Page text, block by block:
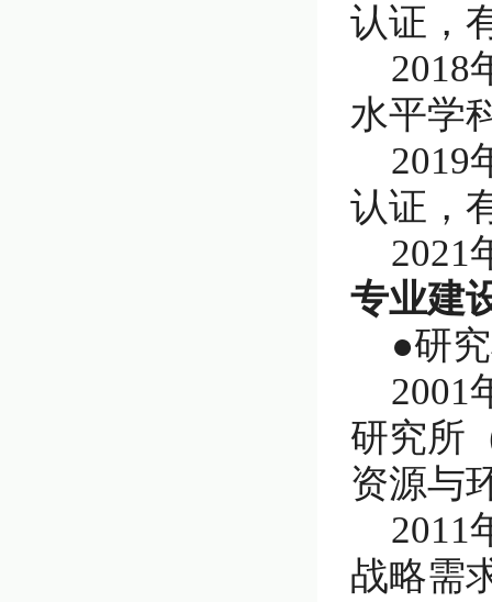
认证，
2018
水平学
2019
认证，
2021
专业建
●研
2001
研究所
资源与
2011
战略需